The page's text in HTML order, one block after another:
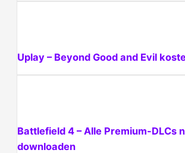
Uplay – Beyond Good and Evil
Battlefield 4 – Alle Premium-DLCs
downloaden